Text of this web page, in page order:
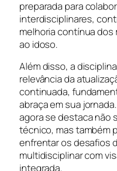
preparada para
interdisciplinares,
melhoria contínua
ao idoso.
Além disso, a
relevância da
continuada,
abraça em sua
agora se destaca não
técnico, mas também
enfrentar os desafios
multidisciplinar com
integrada.